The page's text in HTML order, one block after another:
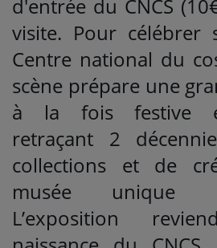
d'entrée du CNCS
visite. Pour célébrer
Centre national du
scène prépare une
à la fois festive
retraçant 2
collections et de
musée unique
L’exposition